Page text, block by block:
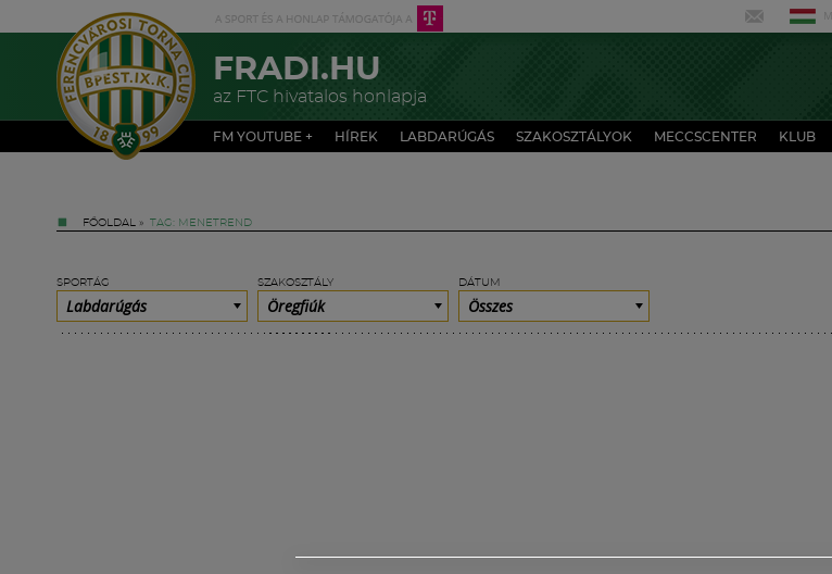
FRADI.HU
az FTC hivatalos honlapja
FM YOUTUBE + HÍREK LABDARÚGÁS SZAKOSZTÁLYOK MECCSCENTER KLUB
FŐOLDAL » TAG: MENETREND
SPORTÁG
Labdarúgás
SZAKOSZTÁLY
Öregfiúk
DÁTUM
Összes